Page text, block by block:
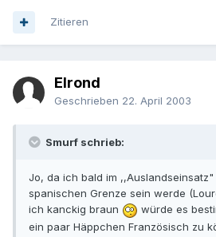
Zitieren
Elrond
Geschrieben 22. April 2003
Smurf schrieb:
Jo, da ich bald im
spanischen Grenze sein werde
ich kanckig braun
würde es
ein paar Häppchen Französisch zu